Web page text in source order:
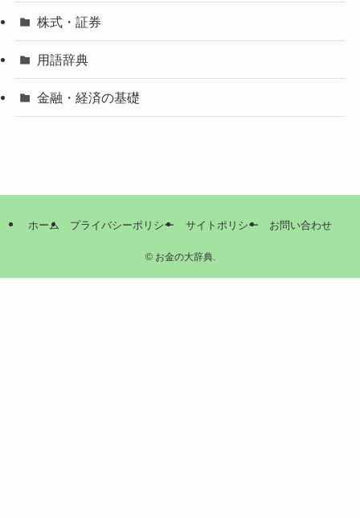
株式・証券
用語辞典
金融・経済の基礎
ホーム プライバシーポリシー サイトポリシー お問い合わせ
©お金の大辞典.